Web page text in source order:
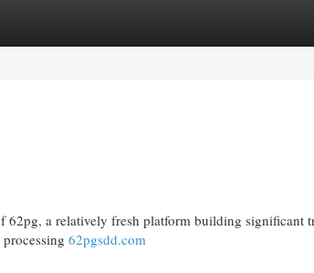
62pg, a relatively fresh platform building significant
62pgsdd.com